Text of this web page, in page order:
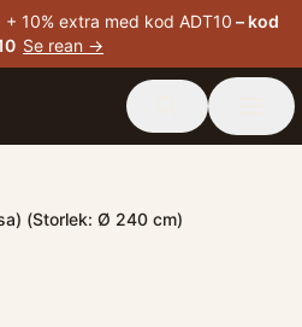
10% extra med kod ADT10 – kod
Se rean →
(Storlek: Ø 240 cm)